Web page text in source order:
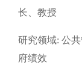
长、教授
研究领域: 公
府绩效